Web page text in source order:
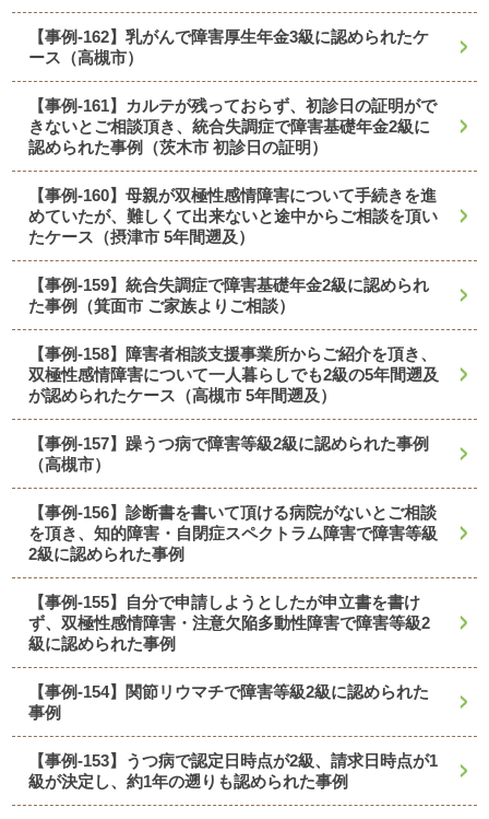
【事例-162】乳がんで障害厚生年金3級に認められたケ
ース（高槻市）
【事例-161】カルテが残っておらず、初診日の証明がで
きないとご相談頂き、統合失調症で障害基礎年金2級に
認められた事例（茨木市 初診日の証明）
【事例-160】母親が双極性感情障害について手続きを進
めていたが、難しくて出来ないと途中からご相談を頂い
たケース（摂津市 5年間遡及）
【事例-159】統合失調症で障害基礎年金2級に認められ
た事例（箕面市 ご家族よりご相談）
【事例-158】障害者相談支援事業所からご紹介を頂き、
双極性感情障害について一人暮らしでも2級の5年間遡及
が認められたケース（高槻市 5年間遡及）
【事例-157】躁うつ病で障害等級2級に認められた事例
（高槻市）
【事例-156】診断書を書いて頂ける病院がないとご相談
を頂き、知的障害・自閉症スペクトラム障害で障害等級
2級に認められた事例
【事例-155】自分で申請しようとしたが申立書を書け
ず、双極性感情障害・注意欠陥多動性障害で障害等級2
級に認められた事例
【事例-154】関節リウマチで障害等級2級に認められた
事例
【事例-153】うつ病で認定日時点が2級、請求日時点が1
級が決定し、約1年の遡りも認められた事例